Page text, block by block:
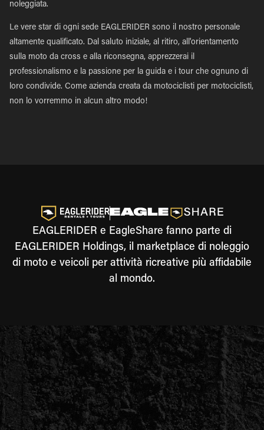
noleggiata.
Le vere star di ogni sede EAGLERIDER sono il nostro personale
altamente qualificato. Dal saluto iniziale, al ritiro, all'orientamento
sulla moto da cross e alla riconsegna, apprezzerai il
professionalismo e la passione per la guida e i tour che ognuno di
loro condivide. Come azienda creata da motociclisti per motociclisti,
non lo vorremmo in alcun altro modo!
EAGLERIDER e EagleShare fanno parte di
EAGLERIDER Holdings, il marketplace di noleggio
di moto e veicoli per attività ricreative più affidabile
al mondo.